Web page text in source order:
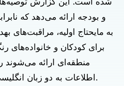
شده است. این گزارش
و بودجه ارائه می‌دهد که
به مایحتاج اولیه، مراقبت‌های
برای کودکان و خانواده‌های
منطقه‌ای ارائه می‌شوند
اطلاعات به دو زبان انگلیسی و اسپانیایی موجود است.